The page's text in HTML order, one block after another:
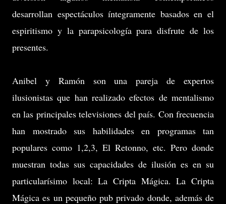
desarrollan espectáculos íntegramente basados en el
espiritismo y la parapsicología para disfrute de los
presentes.
Anibel y Ramón son una pareja de expertos
ilusionistas que han realizado efectos de mentalismo
en las principales televisiones del país. Con frecuencia
han mostrado sus habilidades en programas tan
populares como 1,2,3, El Retonno, etc. Pero donde
muestran todas sus capacidades de ilusión es en su
particularísimo local: La Cripta Mágica. La Cripta
Mágica es un pequeño pub privado donde, además de